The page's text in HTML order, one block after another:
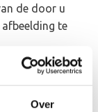
Over
de door u
te